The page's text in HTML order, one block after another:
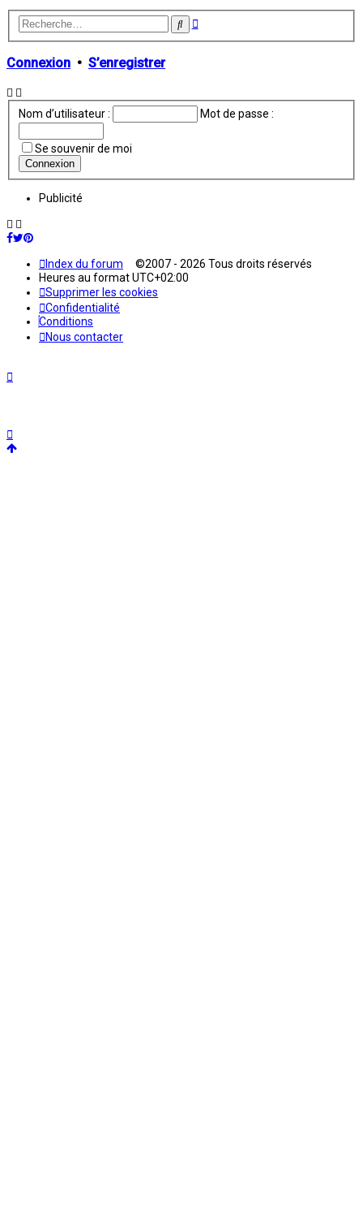
Rechercher
Recherche
Connexion • S’enregistrer
Nom d’utilisateur : Mot de passe :
Se souvenir de moi
Publicité
Index du forum ©2007 - 2026 Tous droits réservés
Heures au formatUTC+02:00
Supprimer les cookies
Confidentialité
Conditions
Nous contacter